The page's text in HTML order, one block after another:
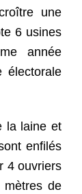
une
6 usines
année
électorale
la laine et
enfilés
4 ouvriers
de